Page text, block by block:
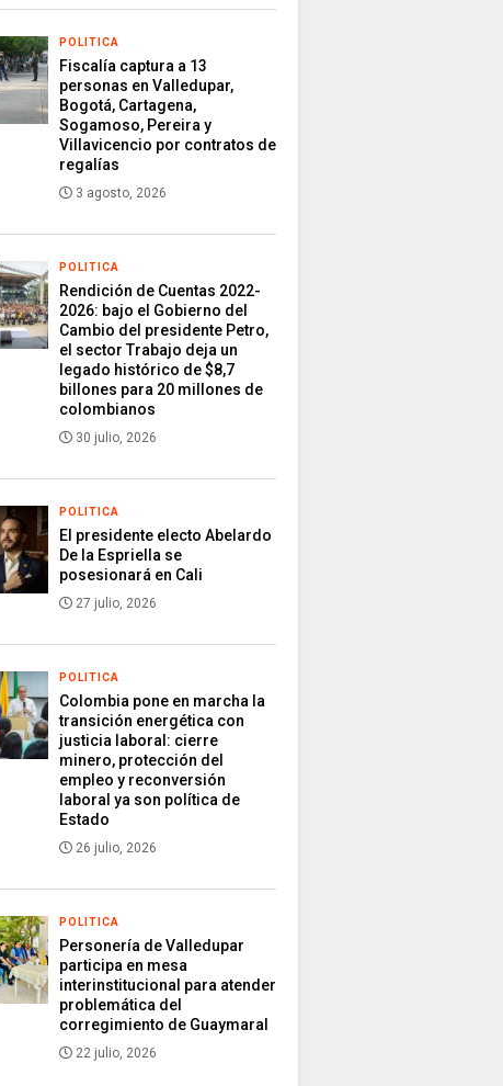
POLITICA
Fiscalía captura a 13
personas en Valledupar,
Bogotá, Cartagena,
Sogamoso, Pereira y
Villavicencio por contratos de
regalías
3 agosto, 2026
POLITICA
Rendición de Cuentas 2022-
2026: bajo el Gobierno del
Cambio del presidente Petro,
el sector Trabajo deja un
legado histórico de $8,7
billones para 20 millones de
colombianos
30 julio, 2026
POLITICA
El presidente electo Abelardo
De la Espriella se
posesionará en Cali
27 julio, 2026
POLITICA
Colombia pone en marcha la
transición energética con
justicia laboral: cierre
minero, protección del
empleo y reconversión
laboral ya son política de
Estado
26 julio, 2026
POLITICA
Personería de Valledupar
participa en mesa
interinstitucional para atender
problemática del
corregimiento de Guaymaral
22 julio, 2026